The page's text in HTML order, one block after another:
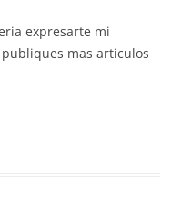
expresarte mi
mas articulos